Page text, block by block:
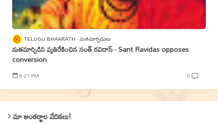
TELUGU BHAARATH మతమార్పిడులు
మతమార్పిడిని వ్యతిరేకించిన సంత్‌ రవిదాస్‌ - Sant Ravidas opposes
conversion
6:21 PM 0
మా అంతర్జాల వేదికలు!